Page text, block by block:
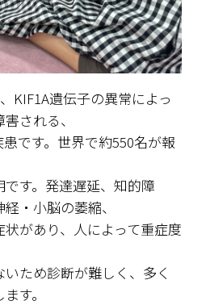
KIF1A遺伝子の異常によっ
される、
です。世界で約550名が報
す。発達遅延、知的障
・小脳の萎縮、
があり、人によって重症度
ため診断が難しく、多く
す。